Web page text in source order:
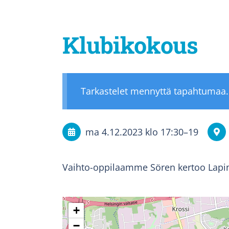
Klubikokous
Tarkastelet mennyttä tapahtumaa.
ma 4.12.2023 klo 17:30–19
Vaihto-oppilaamme Sören kertoo
+
−